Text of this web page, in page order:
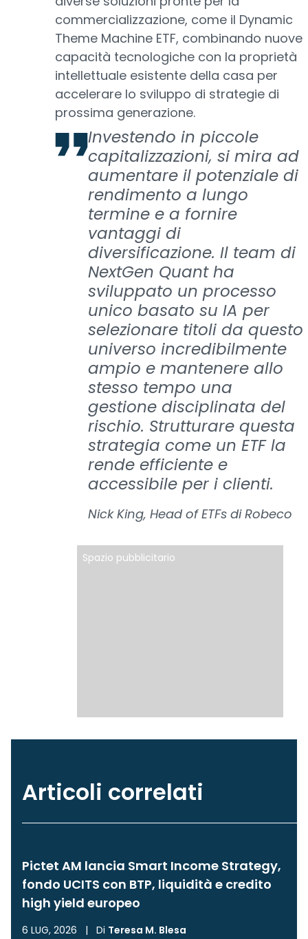
commercializzazione, come il Dynamic
Theme Machine ETF, combinando nuove
capacità tecnologiche con la proprietà
intellettuale esistente della casa per
accelerare lo sviluppo di strategie di
prossima generazione.
Investendo in piccole
capitalizzazioni, si mira ad
aumentare il potenziale di
rendimento a lungo
termine e a fornire
vantaggi di
diversificazione. Il team di
NextGen Quant ha
sviluppato un processo
unico basato su IA per
selezionare titoli da questo
universo incredibilmente
ampio e mantenere allo
stesso tempo una
gestione disciplinata del
rischio. Strutturare questa
strategia come un ETF la
rende efficiente e
accessibile per i clienti.
Nick King, Head of ETFs di Robeco
Spazio pubblicitario
Articoli correlati
Pictet AM lancia Smart Income Strategy,
fondo UCITS con BTP, liquidità e credito
high yield europeo
6 LUG, 2026 | Di Teresa M. Blesa